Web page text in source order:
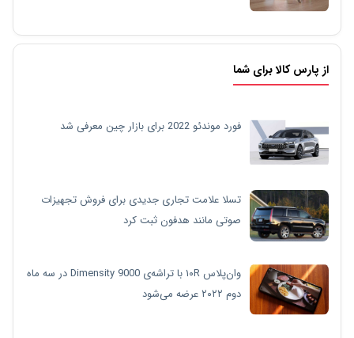
از پارس کالا برای شما
فورد موندئو 2022 برای بازار چین معرفی شد
تسلا علامت تجاری جدیدی برای فروش تجهیزات
صوتی مانند هدفون ثبت کرد
وان‌پلاس ۱۰R با تراشه‌ی Dimensity 9000 در سه ماه
دوم ۲۰۲۲ عرضه می‌شود